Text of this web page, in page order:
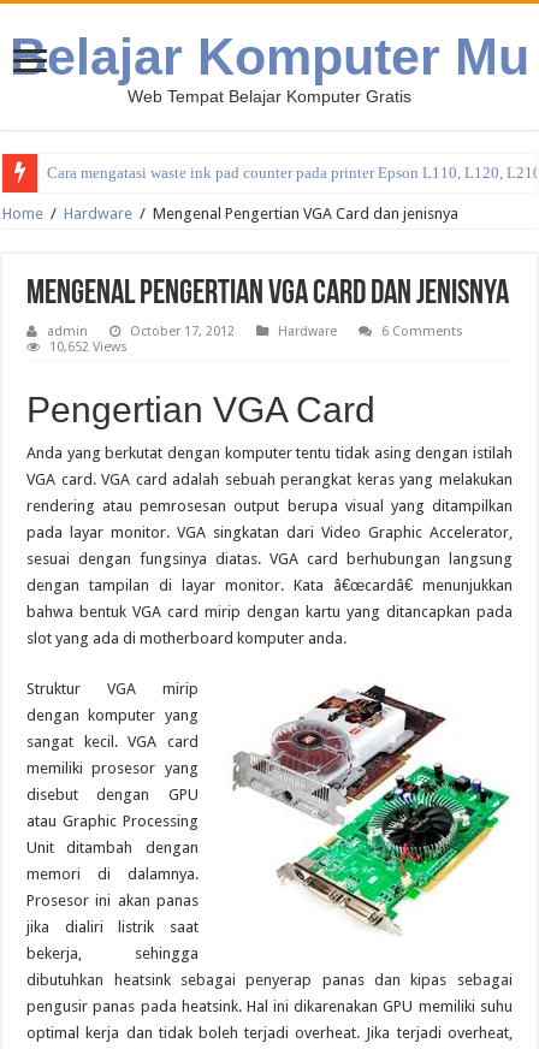
Belajar Komputer Mu
Web Tempat Belajar Komputer Gratis
Cara mengatasi waste ink pad counter pada printer Epson L110, L120,
Home / Hardware / Mengenal Pengertian VGA Card dan jenisnya
Mengenal Pengertian VGA Card dan jenisnya
admin October 17, 2012 Hardware
6 Comments
10,652 Views
Pengertian VGA Card
Anda yang berkutat dengan komputer tentu tidak asing dengan istilah
VGA card. VGA card adalah sebuah perangkat keras yang melakukan
rendering atau pemrosesan output berupa visual yang ditampilkan
pada layar monitor. VGA singkatan dari Video Graphic Accelerator,
sesuai dengan fungsinya diatas. VGA card berhubungan langsung
dengan tampilan di layar monitor. Kata â€œcardâ€ menunjukkan
bahwa bentuk VGA card mirip dengan kartu yang ditancapkan pada
slot yang ada di motherboard komputer anda.
Struktur VGA mirip
dengan komputer yang
sangat kecil. VGA card
memiliki prosesor yang
disebut dengan GPU
atau Graphic Processing
Unit ditambah dengan
memori di dalamnya.
Prosesor ini akan panas
jika dialiri listrik saat
bekerja, sehingga
dibutuhkan heatsink sebagai penyerap panas dan kipas sebagai
pengusir panas pada heatsink. Hal ini dikarenakan GPU memiliki suhu
optimal kerja dan tidak boleh terjadi overheat. Jika terjadi overheat,